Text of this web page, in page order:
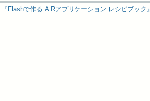
『Flashで作る AIRアプリケーション レシピブック』